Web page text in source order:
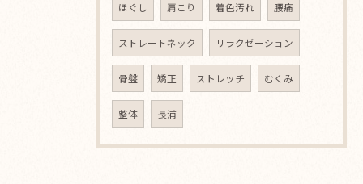
ほぐし 肩こり 着色汚れ 腰痛
ストレートネック リラクゼーション
骨盤 矯正 ストレッチ むくみ
整体 長浦